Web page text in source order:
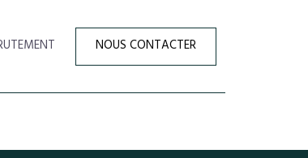
NOUS CONTACTER